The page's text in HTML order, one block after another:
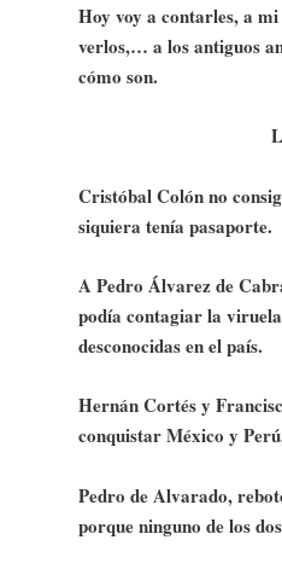
Hoy voy a contarles, a
verlos,… a los antiguos
cómo son.
Cristóbal Colón no
siquiera tenía pasaporte.
A Pedro Álvarez de
podía contagiar la
desconocidas en el país.
Hernán Cortés y
conquistar México y
Pedro de Alvarado,
porque ninguno de los